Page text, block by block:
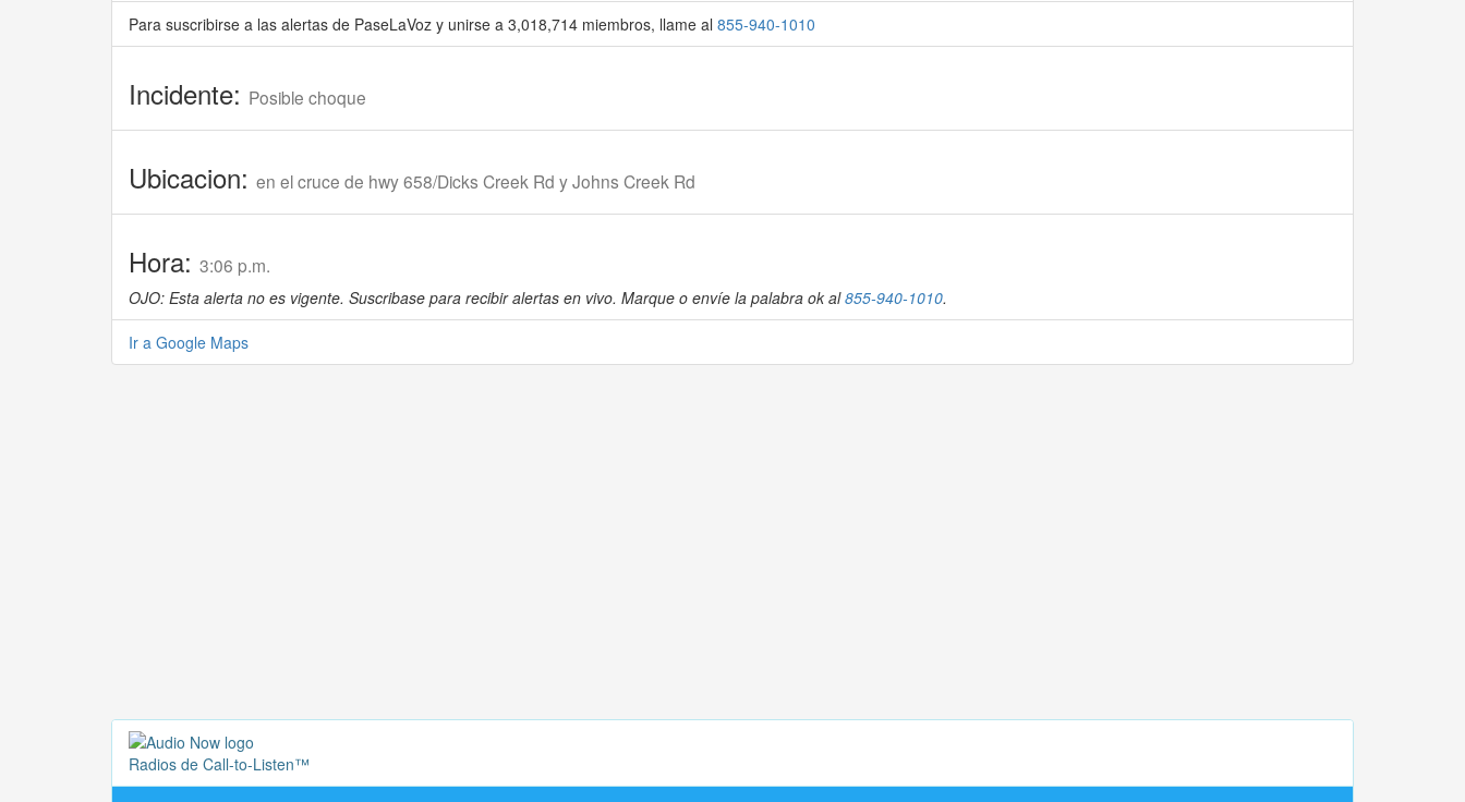
Para suscribirse a las alertas de PaseLaVoz y unirse a 3,018,714 miembros, llame al 855-940-1010
Incidente: Posible choque
Ubicacion: en el cruce de hwy 658/Dicks Creek Rd y Johns Creek Rd
Hora: 3:06 p.m.
OJO: Esta alerta no es vigente. Suscribase para recibir alertas en vivo. Marque o envíe la palabra ok al855-940-1010.
Ir a Google Maps
Radios de Call-to-Listen™